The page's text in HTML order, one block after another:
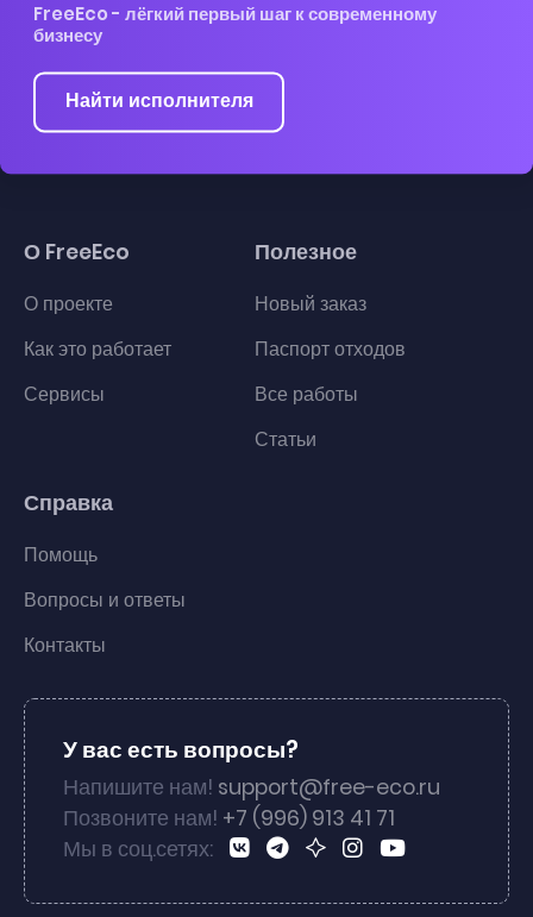
FreeEco - лёгкий первый шаг к современному
бизнесу
Найти исполнителя
О FreeEco
О проекте
Как это работает
Сервисы
Полезное
Новый заказ
Паспорт отходов
Все работы
Статьи
Справка
Помощь
Вопросы и ответы
Контакты
У вас есть вопросы?
Напишите нам! support@free-eco.ru
Позвоните нам! +7 (996) 913 41 71
Мы в соц.сетях: